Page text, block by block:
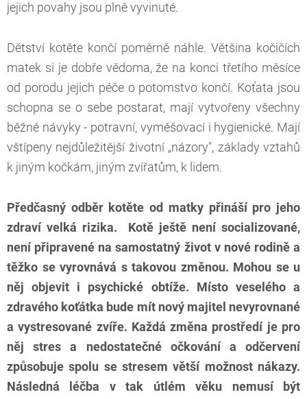
jejich povahy jsou plně vyvinuté.
Dětství kotěte končí poměrně náhle. Většina kočičích
matek si je dobře vědoma, že na konci třetího měsíce
od porodu jejich péče o potomstvo končí. Koťata jsou
schopna se o sebe postarat, mají vytvořeny všechny
běžné návyky - potravní, vyměšovací i hygienické. Mají
vštípeny nejdůležitější životní „názory", základy vztahů
k jiným kočkám, jiným zvířatům, k lidem.
Předčasný odběr kotěte od matky přináší pro jeho
zdraví velká rizika. Kotě ještě není socializované,
není připravené na samostatný život v nové rodině a
těžko se vyrovnává s takovou změnou. Mohou se u
něj objevit i psychické obtíže. Místo veselého a
zdravého koťátka bude mít nový majitel nevyrovnané
a vystresované zvíře. Každá změna prostředí je pro
něj stres a nedostatečné očkování a odčervení
způsobuje spolu se stresem větší možnost nákazy.
Následná léčba v tak útlém věku nemusí být